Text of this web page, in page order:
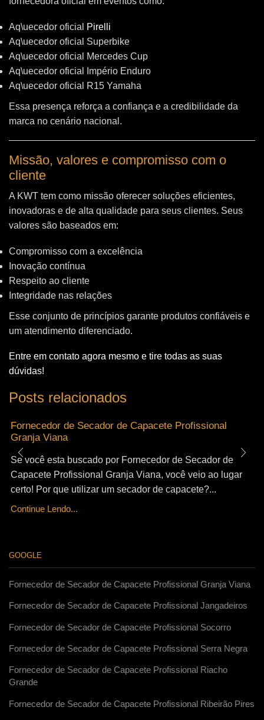
Aq\uecedor oficial
Pirelli
Aq\uecedor oficial Superbike
Aq\uecedor oficial Mercedes Cup
Aq\uecedor oficial Império Enduro
Aq\uecedor oficial R15 Yamaha
Essa presença reforça a confiança e a credibilidade da
marca no cenário nacional.
Missão, valores e compromisso com o
cliente
A KWT tem como missão oferecer soluções eficientes,
inovadoras e de alta qualidade para seus clientes. Seus
valores são baseados em:
Compromisso com a excelência
Inovação contínua
Respeito ao cliente
Integridade nas relações
Esse conjunto de princípios garante produtos confiáveis e
um atendimento diferenciado.
Entre em contato agora mesmo e tire todas as suas
dúvidas!
Posts relacionados
Fornecedor de Secador de Capacete Profissional
Granja Viana
Se você esta buscado por Fornecedor de Secador de
Capacete Profissional Granja Viana, você veio ao lugar
certo! Por que utilizar um secador de capacete?...
Continue Lendo...
GOOGLE
Fornecedor de Secador de Capacete Profissional Granja Viana
Fornecedor de Secador de Capacete Profissional Jangadeiros
Fornecedor de Secador de Capacete Profissional Socorro
Fornecedor de Secador de Capacete Profissional Serra Negra
Fornecedor de Secador de Capacete Profissional Riacho
Grande
Fornecedor de Secador de Capacete Profissional Ribeirão Pires